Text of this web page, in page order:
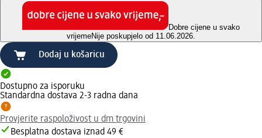
Dobre cijene u svako
vrijemeNije poskupjelo od 11.06.2026.
Dodaj u košaricu
Dostupno za isporuku
Standardna dostava 2-3 radna dana
Provjerite raspoloživost u dm trgovini
Besplatna dostava iznad 49 €